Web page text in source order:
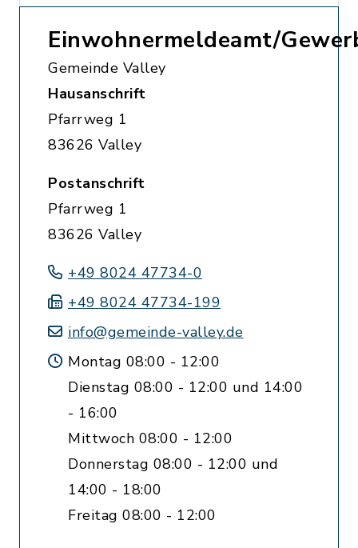
Einwohnermeldeamt/
Gemeinde Valley
Hausanschrift
Pfarrweg 1
83626 Valley
Postanschrift
Pfarrweg 1
83626 Valley
+49 8024 47734-0
+49 8024 47734-199
info@gemeinde-valley.de
Montag 08:00 - 12:00
Dienstag 08:00 - 12:00 und 14:00
- 16:00
Mittwoch 08:00 - 12:00
Donnerstag 08:00 - 12:00 und
14:00 - 18:00
Freitag 08:00 - 12:00